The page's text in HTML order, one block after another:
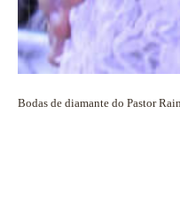
Bodas de diamante do Pastor